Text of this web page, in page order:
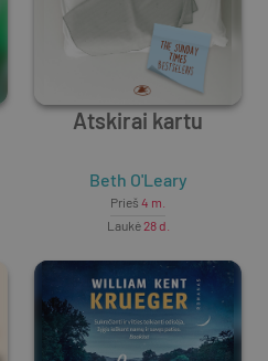
Atskirai kartu
Beth O'Leary
Prieš 4 m.
Laukė28 d.